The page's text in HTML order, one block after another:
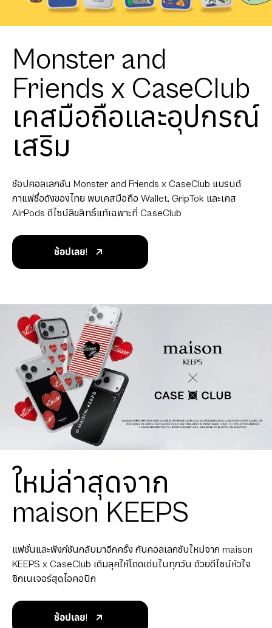
Monster and
Friends x CaseClub
เคสมือถือและอุปกรณ์
เสริม
ช้อปคอลเลกชัน Monster and Friends x CaseClub แบรนด์
กาแฟชื่อดังของไทย พบเคสมือถือ Wallet, GripTok และเคส
AirPods ดีไซน์ลิขสิทธิ์แท้เฉพาะที่ CaseClub
ช้อปเลย!
ใหม่ล่าสุดจาก
maison KEEPS
แฟชั่นและฟังก์ชันกลับมาอีกครั้ง กับคอลเลกชันใหม่จาก maison
KEEPS x CaseClub เติมลุคให้โดดเด่นในทุกวัน ด้วยดีไซน์หัวใจ
ซิกเนเจอร์สุดไอคอนิก
ช้อปเลย!